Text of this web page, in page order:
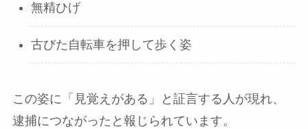
無精ひげ
古びた自転車を押して歩く姿
この姿に「見覚えがある」と証言する人が現れ、
逮捕につながったと報じられています。